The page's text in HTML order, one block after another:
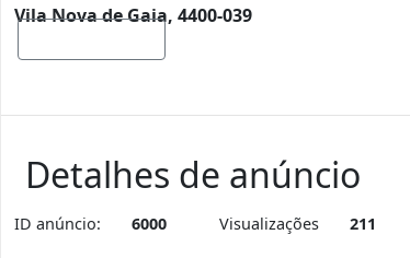
Vila Nova de Gaia, 4400-039
Detalhes de anúncio
ID anúncio: 6000 Visualizações 211